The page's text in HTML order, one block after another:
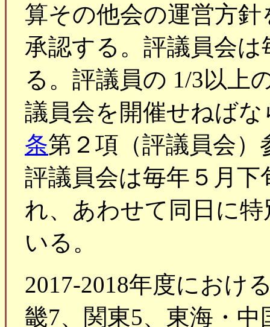
算その他会の運営方
承認する。評議員会
る。評議員の 1/3以上
議員会を開催せねば
条第２項（評議員会）
評議員会は毎年５月
れ、あわせて同日に
いる。
2017-2018年度におけ
畿7、関東5、東海・